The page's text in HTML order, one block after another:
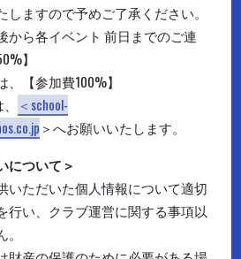
ますので予めご了承ください。
から各イベント 前日までのご連
】
、【参加費100%】
＜school-
＞へお願いいたします。
について＞
いただいた個人情報について適切
行い、クラブ運営に関する事項以